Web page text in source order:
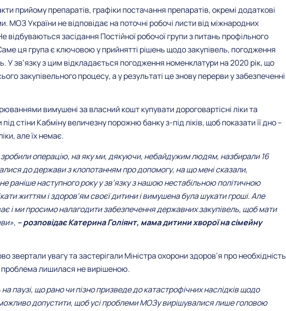
прийому препаратів, графіки постачання препаратів, окремі додаткові
МОЗ України не відповідає на поточні робочі листи від міжнародних
відбуваються засідання Постійної робочої групи з питань профільного
ця група є ключовою у прийнятті рішень щодо закупівель, погодження
У зв’язку з цим відкладається погодження номенклатури на 2020 рік, що
закупівельного процесу, а у результаті це знову перерви у забезпеченні
вимушені за власний кошт купувати дороговартісні ліки та
стіни Кабміну величезну порожню банку з-під ліків, щоб показати її дно –
але їх немає.
зробили операцію, на яку ми, дякуючи, небайдужим людям, назбирали 16
до держави з клопотанням про допомогу, на що мені сказали,
раніше наступного року у зв’язку з нашою нестабільною політичною
життям і здоров’ям своєї дитини і вимушена була шукати гроші. Але
і ми просимо налагодити забезпечення державних закупівель, щоб мати
– розповідає Катерина Голіянт, мама дитини хворої на сімейну
звертали увагу та застерігали Міністра охорони здоров’я про необхідність
проблема лишилася не вирішеною.
на паузі, що рано чи пізно призведе до катастрофічних наслідків щодо
допустити, щоб усі проблеми МОЗу вирішувалися лише головою